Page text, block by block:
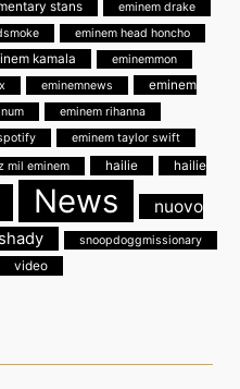
stans
eminem drake
eminem head honcho
kamala
eminemmon
eminemnews
eminem
eminem rihanna
eminem taylor swift
mil eminem hailie hailie
News
nuovo
snoopdoggmissionary
video